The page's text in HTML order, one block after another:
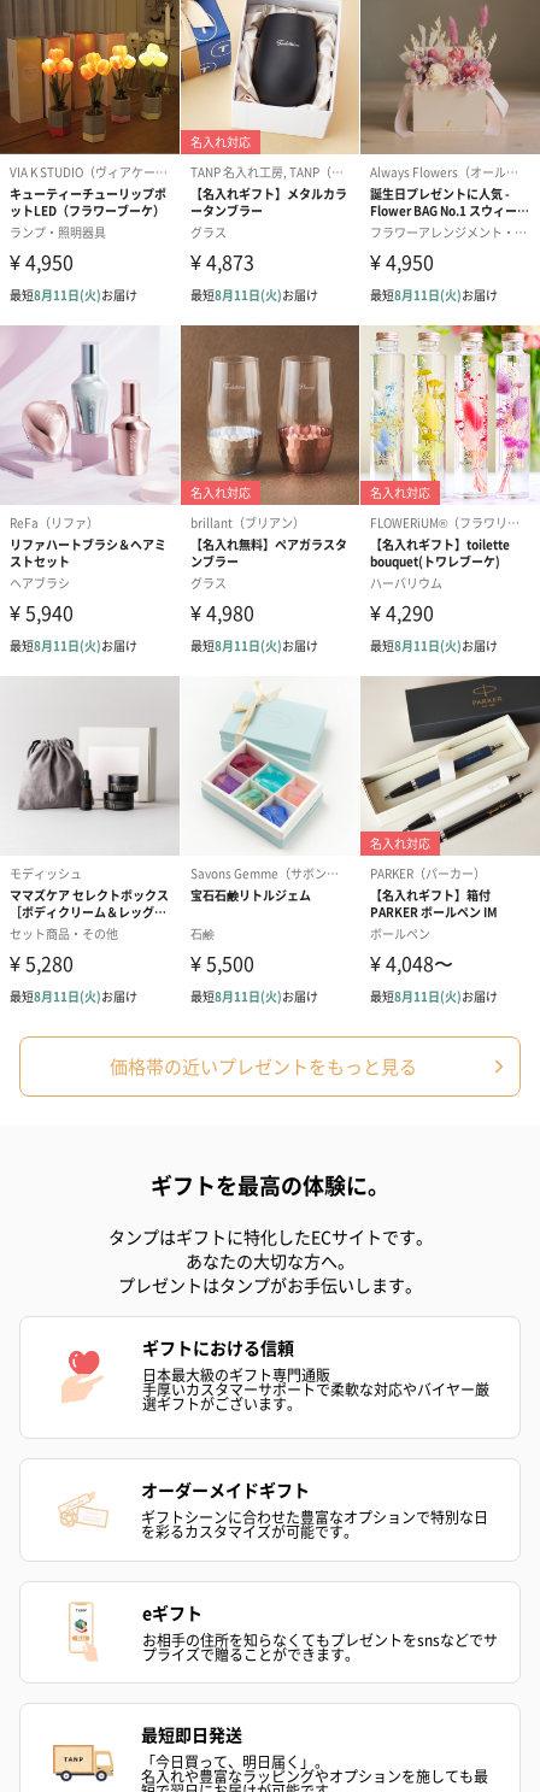
プリザーブドフラワー
ブーケ（ピンク）
（2,580円）
プリザーブドフラワー
ブーケ（ブルー）
（2,580円）
アミュレット
ク）（1,500円
ぬいぐるみ
愛らしいぬいぐるみを同梱してお届けします。
誕生日・記念日・出産祝いなどのシーンにおすすめです。
フラワーテディベア
（2,390円）
テディベア（バニラ）
（1,760円）
テディベア（
ル）（1,760円
紅茶・コーヒー・スイーツ
紅茶・コーヒー・スイーツを同梱してお届けいたします。ギフト
アールグレイ（HAPPY
BIRTHDAY TO YOU）
（660円）
アールグレイティー
（660円）
フルーツティ
円）
ゼリーバウム カット
（レモン＆紅茶）（432
（バナナ味）（540円）
3層デザート
ェ〜国産フル
スキンケアグッズ
スキンケアグッズを同梱してお届けします。
価格帯の近いプレゼントをもっと見る
ギフトを最高の体験に。
タンプはギフトに特化したECサイトです。
あなたの大切な方へ。
プレゼントはタンプがお手伝いします。
ギフトにおける信頼
日本最大級のギフト専門通販
手厚いカスタマーサポートで柔軟な対応やバイヤー厳
選ギフトがございます。
オーダーメイドギフト
ギフトシーンに合わせた豊富なオプションで特別な日
を彩るカスタマイズが可能です。
eギフト
お相手の住所を知らなくてもプレゼントをsnsなどでサ
プライズで贈ることができます。
最短即日発送
「今日買って、明日届く」。
名入れや豊富なラッピングやオプションを施しても最